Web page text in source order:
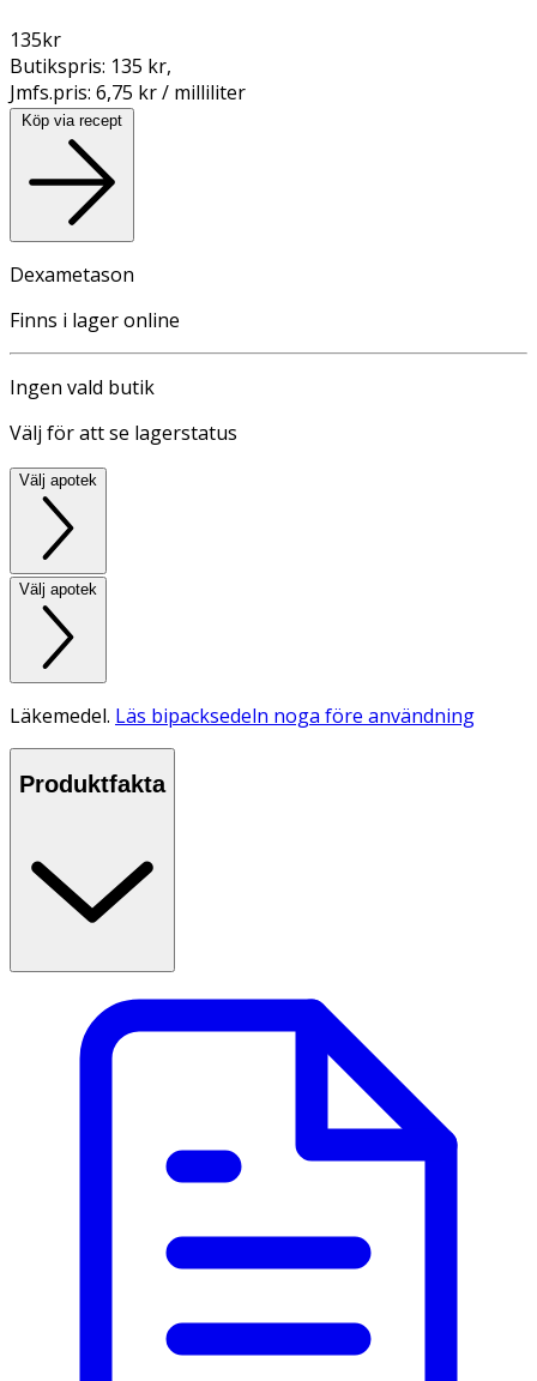
135kr
Butikspris: 135 kr,
Jmfs.pris: 6,75 kr / milliliter
Köp via recept
Dexametason
Finns i lager online
Ingen vald butik
Välj för att se lagerstatus
Välj apotek
Välj apotek
Läkemedel. Läs bipacksedeln noga före användning
Produktfakta